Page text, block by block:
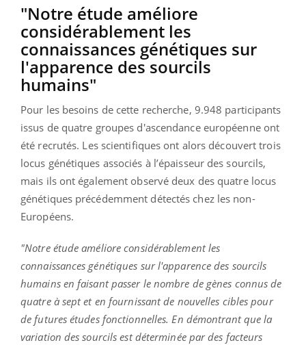
"Notre étude améliore
considérablement les
connaissances génétiques sur
l'apparence des sourcils
humains"
Pour les besoins de cette recherche, 9.948 participants
issus de quatre groupes d'ascendance européenne ont
été recrutés. Les scientifiques ont alors découvert trois
locus génétiques associés à l’épaisseur des sourcils,
mais ils ont également observé deux des quatre locus
génétiques précédemment détectés chez les non-
Européens.
"Notre étude améliore considérablement les
connaissances génétiques sur l'apparence des sourcils
humains en faisant passer le nombre de gènes connus de
quatre à sept et en fournissant de nouvelles cibles pour
de futures études fonctionnelles. En démontrant que la
variation des sourcils est déterminée par des facteurs